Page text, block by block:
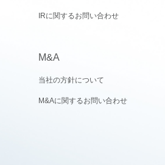
IRに関するお問い合わせ
M&A
当社の方針について
M&Aに関するお問い合わせ